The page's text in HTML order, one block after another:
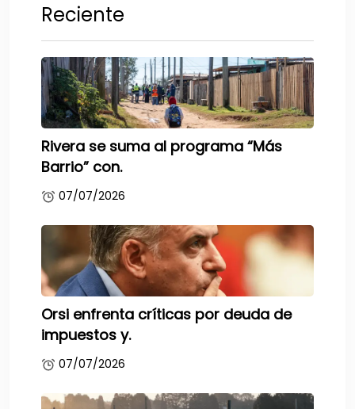
Reciente
Rivera se suma al programa “Más
Barrio” con.
07/07/2026
Orsi enfrenta críticas por deuda de
impuestos y.
07/07/2026